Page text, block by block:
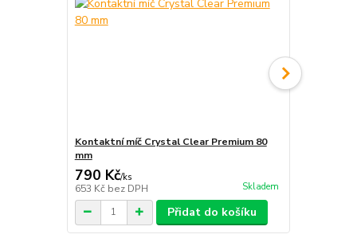
Kontaktní míč Crystal Clear Premium 80
mm
790 Kč/ks
653 Kč bez DPH Skladem
Přidat do košíku